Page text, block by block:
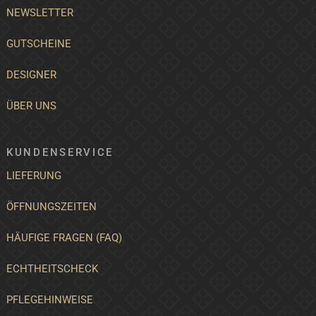
NEWSLETTER
GUTSCHEINE
DESIGNER
ÜBER UNS
KUNDENSERVICE
LIEFERUNG
ÖFFNUNGSZEITEN
HÄUFIGE FRAGEN (FAQ)
ECHTHEITSCHECK
PFLEGEHINWEISE